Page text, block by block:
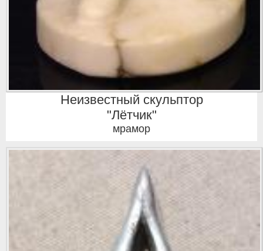
Неизвестный скульптор
"Лётчик"
мрамор